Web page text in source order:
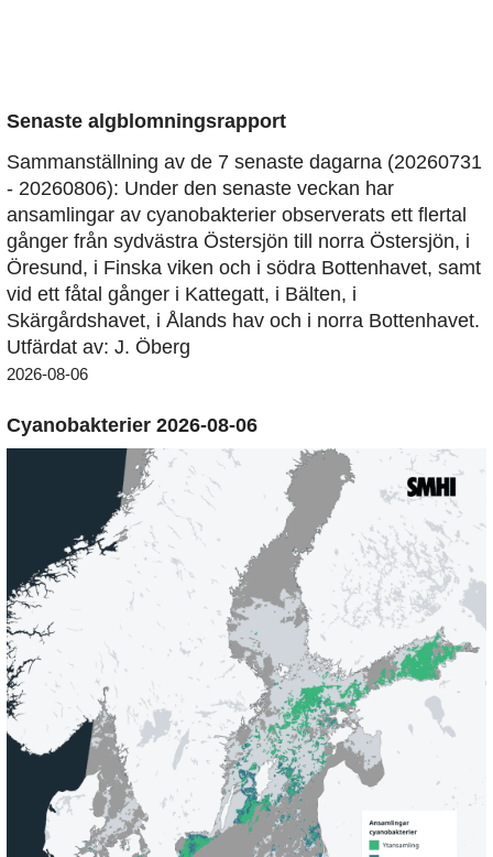
Senaste algblomningsrapport
Sammanställning av de 7 senaste dagarna (20260731
- 20260806): Under den senaste veckan har
ansamlingar av cyanobakterier observerats ett flertal
gånger från sydvästra Östersjön till norra Östersjön, i
Öresund, i Finska viken och i södra Bottenhavet, samt
vid ett fåtal gånger i Kattegatt, i Bälten, i
Skärgårdshavet, i Ålands hav och i norra Bottenhavet.
Utfärdat av: J. Öberg
2026-08-06
Cyanobakterier 2026-08-06